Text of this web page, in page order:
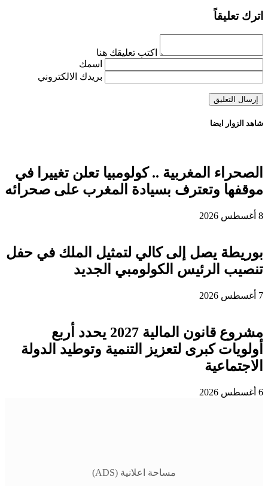
اترك تعليقاً
اكتب تعليقك هنا
اسمك
بريدك الالكتروني
شاهد الزوار ايضا
الصحراء المغربية .. كولومبيا تعلن تغييرا في
موقفها وتعترف بسيادة المغرب على صحرائه
8 أغسطس 2026
بوريطة يصل إلى كالي لتمثيل الملك في حفل
تنصيب الرئيس الكولومبي الجديد
7 أغسطس 2026
مشروع قانون المالية 2027 يحدد أربع
أولويات كبرى لتعزيز التنمية وتوطيد الدولة
الاجتماعية
6 أغسطس 2026
مساحة اعلانية (ADS)